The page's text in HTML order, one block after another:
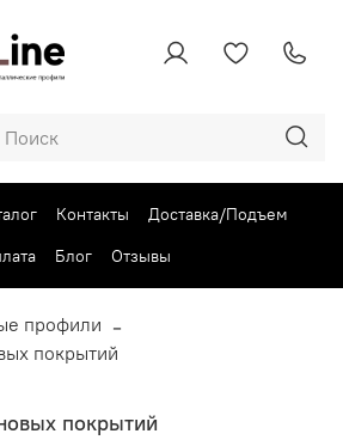
Контакты
Доставка/Подъем
Блог Отзывы
профили
покрытий
покрытий